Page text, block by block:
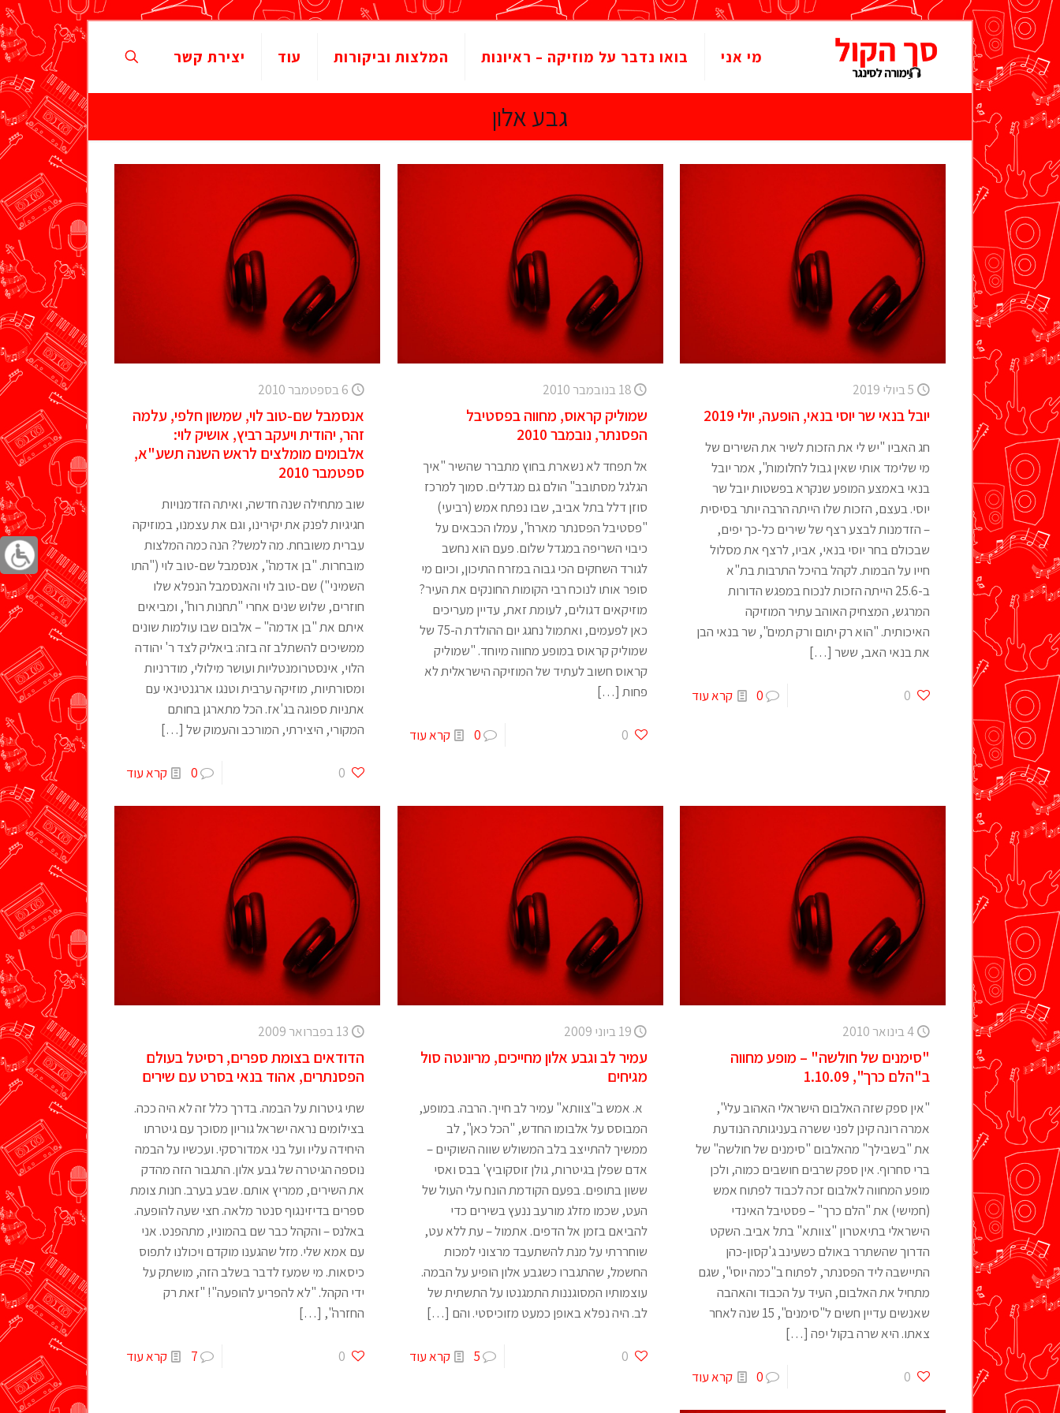
מי אני בואו נדבר על מוזיקה – ראיונות המלצות וביקורות עוד יצירת קשר
גבע אלון
5 ביולי 2019
יובל בנאי שר יוסי בנאי, הופעה, יולי 2019
חג האביו "יש לי את הזכות לשיר את השירים של
מי שלימד אותי שאין גבול לחלומות", אמר יובל
בנאי באמצע המופע שנקרא בפשטות יובל שר
יוסי. בעצם, הזכות שלו הייתה הרבה יותר בסיסית
– הזדמנות לבצע רצף של שירים כל-כך יפים,
שבכולם בחר יוסי בנאי, אביו, לרצף את מסלול
חייו על הבמות. לקהל בהיכל התרבות בת"א
ב-25.6 הייתה הזכות לנכוח במפגש הדורות
המרגש, המצחיק האוהב עתיר המוזיקה
האיכותית. "הוא רק יתום ורק תמים", שר בנאי הבן
את בנאי האב, ששר[…]
0
0 קרא עוד
18 בנובמבר 2010
שמוליק קראוס, מחווה בפסטיבל
הפסנתר, נובמבר 2010
אל תפחד לא נשארת בחוץ מתברר שהשיר "איך
הגלגל מסתובב" הולם גם מגדלים. סמוך למרכז
סוזן דלל בתל אביב, שבו נפתח אמש (רביעי)
"פסטיבל הפסנתר מארח", עמלו הכבאים על
כיבוי השריפה במגדל שלום. פעם הוא נחשב
לגורד השחקים הכי גבוה במזרח התיכון, וכיום מי
סופר אותו לנוכח רבי הקומות החונקים את העיר?
מוזיקאים דגולים, לעומת זאת, עדיין מעריכים
כאן לפעמים, ואתמול נחגג יום ההולדת ה-75 של
שמוליק קראוס במופע מחווה מיוחד. "שמוליק
קראוס חשוב לעתיד של המוזיקה הישראלית לא
פחות […]
0
0 קרא עוד
6 בספטמבר 2010
אנסמבל שם-טוב לוי, שמשון חלפי, עלמה
זהר, יהודית ויעקב רביץ, אושיק לוי:
אלבומים מומלצים לראש השנה תשע"א,
ספטמבר 2010
שוב מתחילה שנה חדשה, ואיתה הזדמנויות
חגיגיות לפנק את יקירינו, וגם את עצמנו, במוזיקה
עברית משובחת. מה למשל? הנה כמה המלצות
מובחרות. "בן אדמה", אנסמבל שם-טוב לוי ("התו
השמיני") שם-טוב לוי והאנסמבל הנפלא שלו
חוזרים, שלוש שנים אחרי "תחנות רוח", ומביאים
איתם את "בן אדמה" – אלבום שבו עולמות שונים
ממשיכים להשתלב זה בזה: ביאליק לצד ר' יהודה
הלוי, אינסטרומנטליות ועושר מילולי, מודרניות
ומסורתיות, מוזיקה ערבית וטנגו ארגנטינאי עם
אתניות ספוגה בג'אז. הכל מתארגן בחותם
המקורי, היצירתי, המורכב והעמוק של[…]
0
0 קרא עוד
4 בינואר 2010
"סימנים של חולשה" – מופע מחווה
ב"הלם כרך", 1.10.09
"אין ספק שזה האלבום הישראלי האהוב עלי",
אמרה רונה קינן לפני ששרה בעניגותה הנודעת
את "בשבילך" מהאלבום "סימנים של חולשה" של
ברי סחרוף. אין ספק שרבים חושבים כמוה, ולכן
מופע המחווה לאלבום זכה לכבוד לפתוח אמש
(חמישי) את "הלם כרך" – פסטיבל האינדי
הישראלי בתיאטרון "צוותא" בתל אביב. השקט
הדרוך שהשתרר באולם כשעינב ג'קסון-כהן
התיישבה ליד הפסנתר, לפתוח ב"כמה יוסי", שגם
מתחיל את האלבום, העיד על הכבוד והאהבה
שאנשים עדיין חשים ל"סימנים", 15 שנה לאחר
צאתו. היא שרה בקול יפה[…]
0
0 קרא עוד
19 ביוני 2009
עמיר לב וגבע אלון מחייכים, מריונטה סול
מגיחים
א. אמש ב"צוותא" עמיר לב חייך. הרבה. במופע,
המבוסס על אלבומו החדש, "הכל כאן", לב
ממשיך להתייצב בלב המשולש שווה השוקיים –
אדם שפלן בגיטרות, גולן זוסקוביץ' בבס ואסי
ששון בתופים. בפעם הקודמת הונח עלי העול של
העט, שכמו מזלג מורעב ננעץ בשירים כדי
להביאם בזמן אל הדפים. אתמול – עת ללא עט,
שוחררתי על מנת להשתעבד מרצוני למכות
החשמל, שהתגברו כשגבע אלון הופיע על הבמה.
עוצמותיו המסוגננות התמגנטו על התשתית של
לב. היה נפלא באופן כמעט מזוכיסטי. והם […]
0
5 קרא עוד
13 בפברואר 2009
הדודאים בצומת ספרים, רסיטל בעולם
הפסנתרים, אהוד בנאי בסרט עם שירים
שתי גיטרות על הבמה. בדרך כלל זה לא היה ככה.
בצילומים נראה ישראל גוריון מסוכך עם גיטרתו
היחידה עליו ועל בני אמדורסקי. ועכשיו על הבמה
נוספה הגיטרה של גבע אלון. התגבור הזה מהדק
את השירים, ממריץ אותם. שבע בערב. חנות צומת
ספרים בדיזינגוף סנטר מלאה. חצי שעה להופעה.
באלנס – והקהל כבר שם בהמוניו, מתהפנט. אני
עם אמא שלי. מזל שהגענו מוקדם ויכולנו לתפוס
כיסאות. מי שמעז לדבר בשלב הזה, מושתק על
ידי הקהל. "לא להפריע להופעה"! "זאת רק
החזרה", […]
0
7 קרא עוד